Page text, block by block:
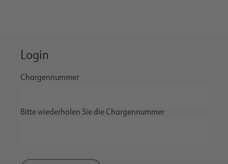
Login
Chargennummer
Bitte wiederholen Sie die Chargennummer